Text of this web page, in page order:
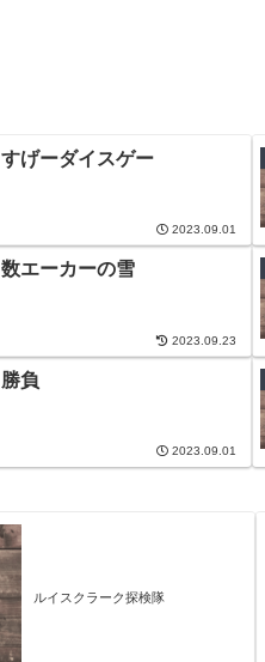
すげーダイスゲー
2023.09.01
数エーカーの雪
2023.09.23
勝負
2023.09.01
ルイスクラーク探検隊